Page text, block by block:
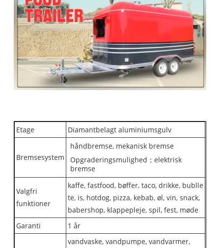
Etage Diamantbelagt aluminiumsgulv
Bremsesystem
håndbremse, mekanisk bremse
Opgraderingsmulighed；elektrisk
bremse
Valgfri
funktioner
kaffe, fastfood, bøffer, taco, drikke, bublle
te, is, hotdog, pizza, kebab, øl, vin, snack,
babershop, klappepleje, spil, fest, møde
Garanti
1 år
vandvaske, vandpumpe, vandvarmer,